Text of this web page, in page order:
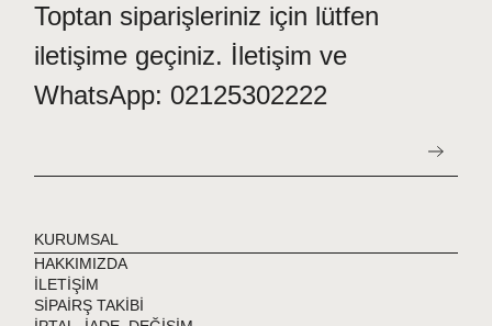
Toptan siparişleriniz için lütfen
iletişime geçiniz. İletişim ve
WhatsApp: 02125302222
KURUMSAL
HAKKIMIZDA
İLETİŞİM
SİPAİRŞ TAKİBİ